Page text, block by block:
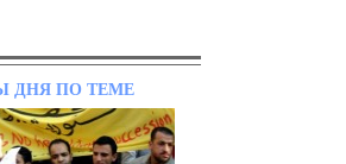
ДНЯ ПО ТЕМЕ